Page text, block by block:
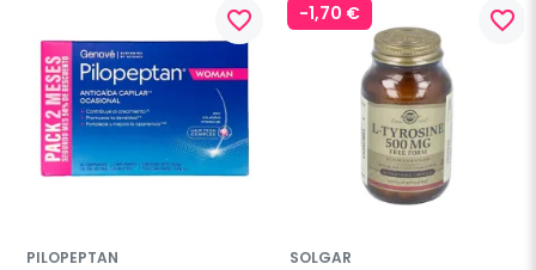
favorite_border
PILOPEPTAN
-1,70 € favorite_border
SOLGAR